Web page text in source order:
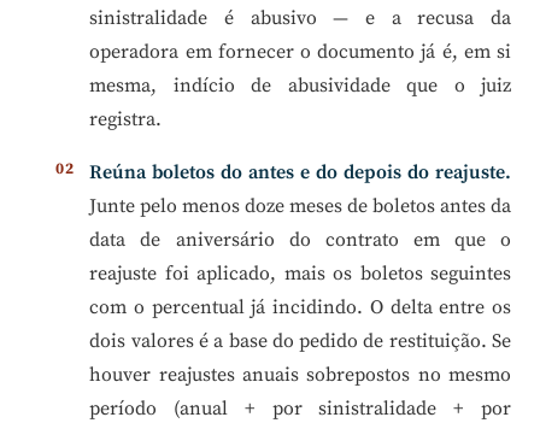
sinistralidade é abusivo — e a recusa da
operadora em fornecer o documento já é, em si
mesma, indício de abusividade que o juiz
registra.
Reúna boletos do antes e do depois do reajuste.
Junte pelo menos doze meses de boletos antes da
data de aniversário do contrato em que o
reajuste foi aplicado, mais os boletos seguintes
com o percentual já incidindo. O delta entre os
dois valores é a base do pedido de restituição. Se
houver reajustes anuais sobrepostos no mesmo
período (anual + por sinistralidade + por